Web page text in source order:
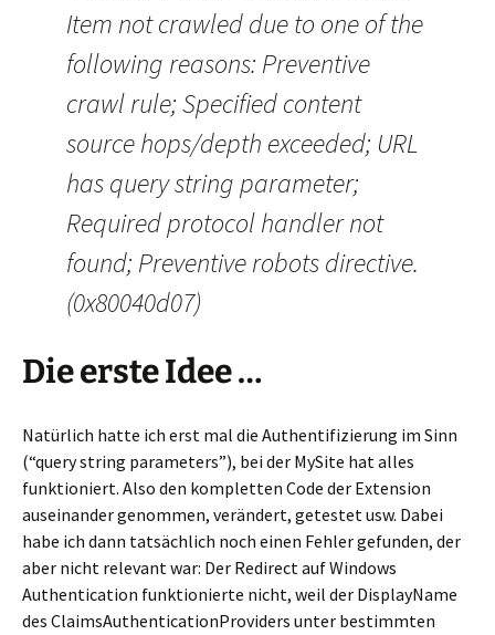
Item not crawled due to one of the
following reasons: Preventive
crawl rule; Specified content
source hops/depth exceeded; URL
has query string parameter;
Required protocol handler not
found; Preventive robots directive.
(0x80040d07)
Die erste Idee …
Natürlich hatte ich erst mal die Authentifizierung im Sinn
(“query string parameters”), bei der MySite hat alles
funktioniert. Also den kompletten Code der Extension
auseinander genommen, verändert, getestet usw. Dabei
habe ich dann tatsächlich noch einen Fehler gefunden, der
aber nicht relevant war: Der Redirect auf Windows
Authentication funktionierte nicht, weil der DisplayName
des ClaimsAuthenticationProviders unter bestimmten